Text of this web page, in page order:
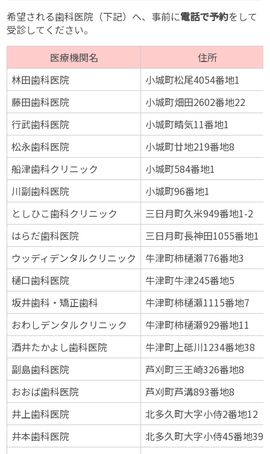
希望される歯科医院（下記）へ、事前に電話で予約をして
受診してください。
医療機関名
住所
林田歯科医院
小城町松尾4054番地1
藤田歯科医院
小城町畑田2602番地22
行武歯科医院
小城町晴気11番地1
松永歯科医院
小城町廿地219番地8
船津歯科クリニック
小城町584番地1
川副歯科医院
小城町96番地1
としひこ歯科クリニック
三日月町久米949番地1-2
はらだ歯科医院
三日月町長神田1055番地1
ウッディデンタルクリニック
牛津町柿樋瀬776番地3
樋口歯科医院
牛津町牛津245番地5
坂井歯科・矯正歯科
牛津町柿樋瀬1115番地7
おわしデンタルクリニック
牛津町柿樋瀬929番地11
酒井たかよし歯科医院
牛津町上砥川1234番地38
副島歯科医院
芦刈町三王崎326番地8
おおば歯科医院
芦刈町芦溝893番地8
井上歯科医院
北多久町大字小侍2番地12
井本歯科医院
北多久町大字小侍45番地39